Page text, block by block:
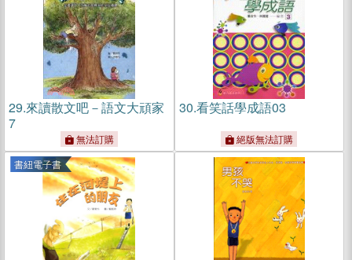
29.來讀散文吧－語文大頑家
7
無法訂購
30.看笑話學成語03
絕版無法訂購
書紐電子書